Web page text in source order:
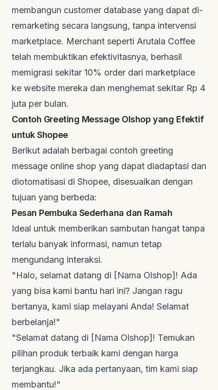
membangun customer database yang dapat di-
remarketing secara langsung, tanpa intervensi
marketplace. Merchant seperti Arutala Coffee
telah membuktikan efektivitasnya, berhasil
memigrasi sekitar 10% order dari marketplace
ke website mereka dan menghemat sekitar Rp 4
juta per bulan.
Contoh Greeting MessageOlshop yang Efektif
untuk Shopee
Berikut adalah berbagai contoh greeting
message online shop yang dapat diadaptasi dan
diotomatisasi di Shopee, disesuaikan dengan
tujuan yang berbeda:
Pesan Pembuka Sederhana dan Ramah
Ideal untuk memberikan sambutan hangat tanpa
terlalu banyak informasi, namun tetap
mengundang interaksi.
"Halo, selamat datang di [Nama Olshop]! Ada
yang bisa kami bantu hari ini? Jangan ragu
bertanya, kami siap melayani Anda! Selamat
berbelanja!"
"Selamat datang di [Nama Olshop]! Temukan
pilihan produk terbaik kami dengan harga
terjangkau. Jika ada pertanyaan, tim kami siap
membantu!"